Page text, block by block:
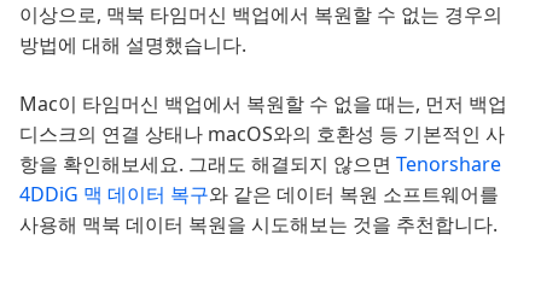
이상으로, 맥북 타임머신 백업에서 복원할 수 없는 경우의
방법에 대해 설명했습니다.
Mac이 타임머신 백업에서 복원할 수 없을 때는, 먼저 백업
디스크의 연결 상태나 macOS와의 호환성 등 기본적인 사
항을 확인해보세요. 그래도 해결되지 않으면 Tenorshare
4DDiG 맥 데이터 복구와 같은 데이터 복원 소프트웨어를
사용해 맥북 데이터 복원을 시도해보는 것을 추천합니다.